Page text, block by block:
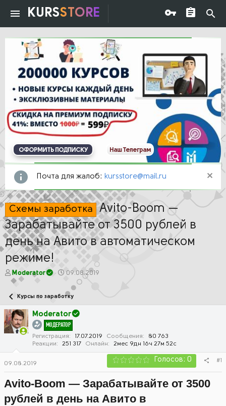
KURSSTORE
ОФОРМИТЬ ПОДПИСКУ Наш Телеграм
Почта для жалоб: kursstore@mail.ru
Схемы заработка Avito-Boom —
Зарабатывайте от 3500 рублей в
день на Авито в автоматическом
режиме!
А
в
о
р
т
е
Moderator
Д
т
а
а
ч
а
л
а
09.08.2019
Курсы по заработку
Moderator
МОДЕРАТОР
Регистрация 17.07.2019 Сообщения
80 763
Реакции
251 317 Онлайн 2мес 9дн 16ч 27м 52с
09.08.2019 Голосов: 0 #1
Avito-Boom — Зарабатывайте от 3500
рублей в день на Авито в